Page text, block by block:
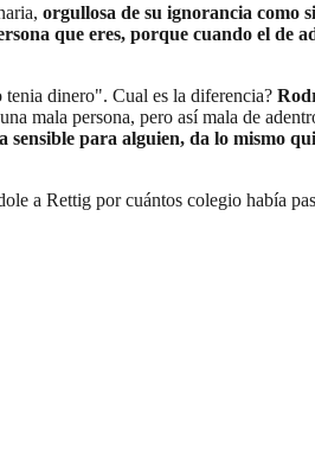
orgullosa de su ignorancia como
que eres, porque cuando el de
dinero". Cual es la diferencia?
mala persona, pero así mala de
para alguien, da lo mismo
a Rettig por cuántos colegio había